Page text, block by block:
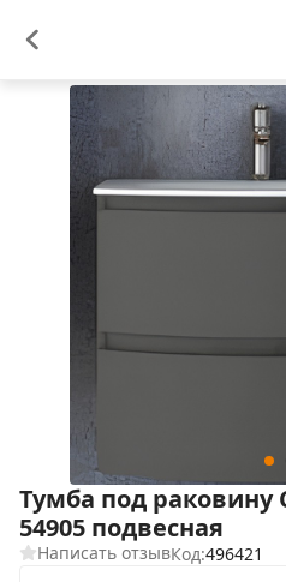
Тумба под раковину
54905 подвесная
Написать отзывКод:496421